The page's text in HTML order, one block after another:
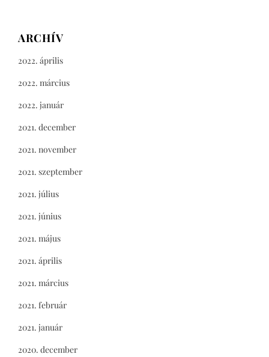
ARCHÍV
2022. április
2022. március
2022. január
2021. december
2021. november
2021. szeptember
2021. július
2021. június
2021. május
2021. április
2021. március
2021. február
2021. január
2020. december